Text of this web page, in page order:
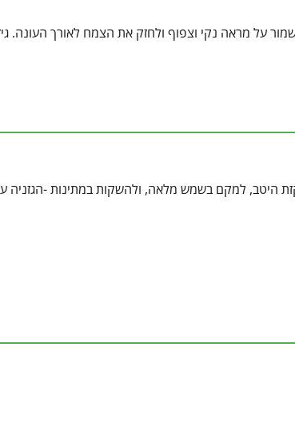
על מראה נקי וצפוף ולחזק את הצמח לאורך העונה.
היטב, למקם בשמש מלאה, ולהשקות במתינות -הגזניה